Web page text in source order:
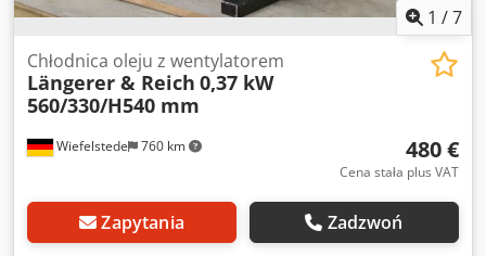
1 /7
Wiefelstede 760 km
Chłodnica oleju z wentylatorem
Längerer & Reich 0,37 kW
560/330/H540 mm
480 €
Cena stała plus VAT
Zapytania Zadzwoń